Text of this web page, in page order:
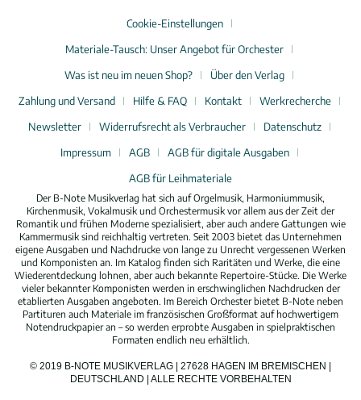
Cookie-Einstellungen
Materiale-Tausch: Unser Angebot für Orchester
Was ist neu im neuen Shop?
Über den Verlag
Zahlung und Versand
Hilfe & FAQ Kontakt
Werkrecherche
Newsletter
Widerrufsrecht als Verbraucher
Datenschutz
Impressum
AGB
AGB für digitale Ausgaben
AGB für Leihmateriale
Der B-Note Musikverlag hat sich auf Orgelmusik, Harmoniummusik,
Kirchenmusik, Vokalmusik und Orchestermusik vor allem aus der Zeit der
Romantik und frühen Moderne spezialisiert, aber auch andere Gattungen wie
Kammermusik sind reichhaltig vertreten. Seit 2003 bietet das Unternehmen
eigene Ausgaben und Nachdrucke von lange zu Unrecht vergessenen Werken
und Komponisten an. Im Katalog finden sich Raritäten und Werke, die eine
Wiederentdeckung lohnen, aber auch bekannte Repertoire-Stücke. Die Werke
vieler bekannter Komponisten werden in erschwinglichen Nachdrucken der
etablierten Ausgaben angeboten. Im Bereich Orchester bietet B-Note neben
Partituren auch Materiale im französischen Großformat auf hochwertigem
Notendruckpapier an – so werden erprobte Ausgaben in spielpraktischen
Formaten endlich neu erhältlich.
© 2019 B-NOTE MUSIKVERLAG | 27628 HAGEN IM BREMISCHEN |
DEUTSCHLAND | ALLE RECHTE VORBEHALTEN